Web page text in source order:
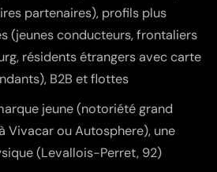
partenaires), profils plus
(jeunes conducteurs, frontaliers
résidents étrangers avec carte
B2B et flottes
jeune (notoriété grand
Vivacar ou Autosphere), une
(Levallois-Perret, 92)